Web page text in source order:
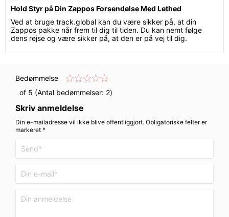
Hold Styr på Din Zappos Forsendelse Med Lethed
Ved at bruge track.global kan du være sikker på, at din
Zappos pakke når frem til dig til tiden. Du kan nemt følge
dens rejse og være sikker på, at den er på vej til dig.
Bedømmelse
of 5 (Antal bedømmelser: 2)
Skriv anmeldelse
Din e-mailadresse vil ikke blive offentliggjort. Obligatoriske felter er
markeret *